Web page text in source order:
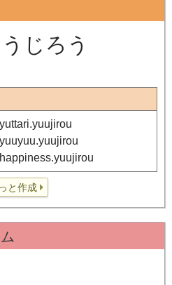
じろう
と作成